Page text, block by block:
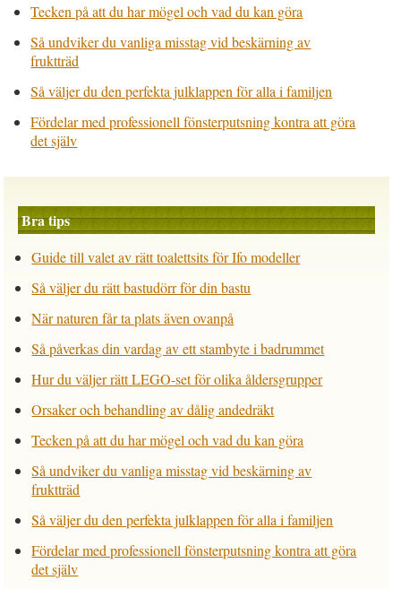
Tecken på att du har mögel och vad du kan göra
Så undviker du vanliga misstag vid beskärning av
fruktträd
Så väljer du den perfekta julklappen för alla i familjen
Fördelar med professionell fönsterputsning kontra att göra
det själv
Bra tips
Guide till valet av rätt toalettsits för Ifo modeller
Så väljer du rätt bastudörr för din bastu
När naturen får ta plats även ovanpå
Så påverkas din vardag av ett stambyte i badrummet
Hur du väljer rätt LEGO-set för olika åldersgrupper
Orsaker och behandling av dålig andedräkt
Tecken på att du har mögel och vad du kan göra
Så undviker du vanliga misstag vid beskärning av
fruktträd
Så väljer du den perfekta julklappen för alla i familjen
Fördelar med professionell fönsterputsning kontra att göra
det själv